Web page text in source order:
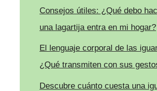
Consejos útiles: ¿Qué debo
una lagartija entra en mi hogar?
El lenguaje corporal de las
¿Qué transmiten con sus
Descubre cuánto cuesta una